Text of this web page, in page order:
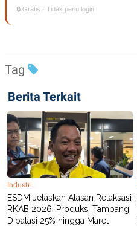
🔒 Gratis · Tidak perlu login
Tag
Berita Terkait
Industri
ESDM Jelaskan Alasan Relaksasi
RKAB 2026, Produksi Tambang
Dibatasi 25% hingga Maret